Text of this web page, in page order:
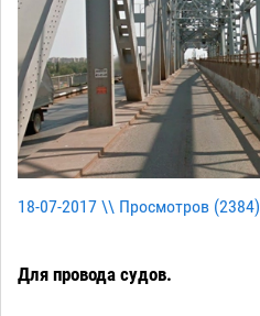
18-07-2017 \\ Просмотров (2384)
Для провода судов.